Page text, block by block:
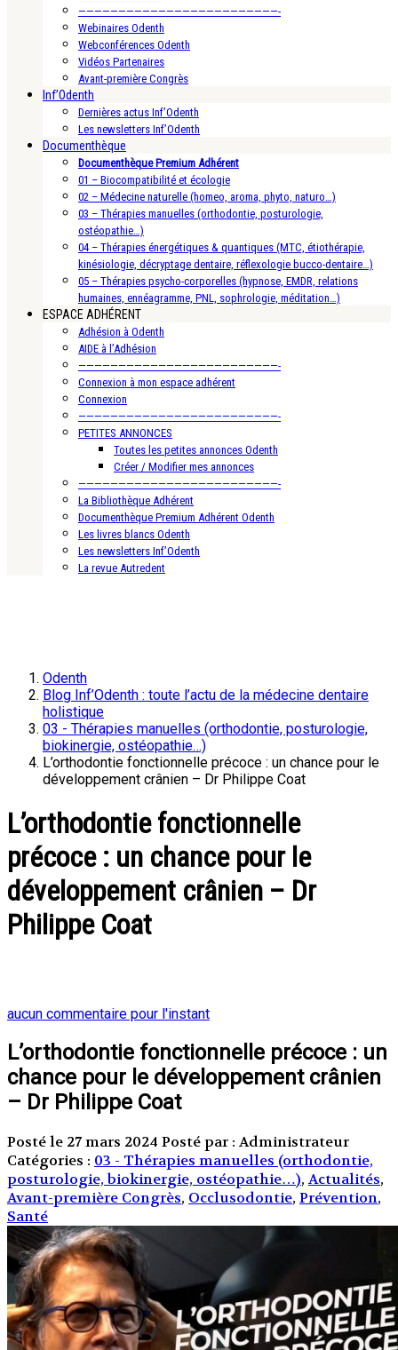
—————————————————————————-
Webinaires Odenth
Webconférences Odenth
Vidéos Partenaires
Avant-première Congrès
Inf’Odenth
Dernières actus Inf’Odenth
Les newsletters Inf’Odenth
Documenthèque
Documenthèque Premium Adhérent
01 – Biocompatibilité et écologie
02 – Médecine naturelle (homeo, aroma, phyto, naturo…)
03 – Thérapies manuelles (orthodontie, posturologie,
ostéopathie…)
04 – Thérapies énergétiques & quantiques (MTC, étiothérapie,
kinésiologie, décryptage dentaire, réflexologie bucco-dentaire…)
05 – Thérapies psycho-corporelles (hypnose, EMDR, relations
humaines, ennéagramme, PNL, sophrologie, méditation…)
ESPACE ADHÉRENT
Adhésion à Odenth
AIDE à l’Adhésion
—————————————————————————-
Connexion à mon espace adhérent
Connexion
—————————————————————————-
PETITES ANNONCES
Toutes les petites annonces Odenth
Créer / Modifier mes annonces
—————————————————————————-
La Bibliothèque Adhérent
Documenthèque Premium Adhérent Odenth
Les livres blancs Odenth
Les newsletters Inf’Odenth
La revue Autredent
Odenth
Blog Inf’Odenth : toute l’actu de la médecine dentaire
holistique
03 - Thérapies manuelles (orthodontie, posturologie,
biokinergie, ostéopathie…)
L’orthodontie fonctionnelle précoce : un chance pour le
développement crânien – Dr Philippe Coat
L’orthodontie fonctionnelle
précoce : un chance pour le
développement crânien – Dr
Philippe Coat
aucun commentaire pour l'instant
L’orthodontie fonctionnelle précoce : un
chance pour le développement crânien
– Dr Philippe Coat
Posté le 27 mars 2024 Posté par : Administrateur
Catégories : 03 - Thérapies manuelles (orthodontie,
posturologie, biokinergie, ostéopathie…),Actualités,
Avant-première Congrès, Occlusodontie, Prévention,
Santé